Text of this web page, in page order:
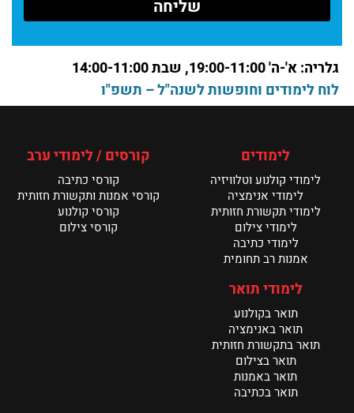
קרא עוד >
תערוכת הבוגרים של מנשר נפתחת ביום ראשון
קרא עוד >
גלריה: א'-ה' 19:00-11:00, שבת 14:00-11:00
לוח לימודים וחופשות לשנה"ל – תשפ"ו
לימודים
לימודי קולנוע וטלוויזיה
לימודי אנימציה
לימודי תקשורת חזותית
לימודי צילום
לימודי כתיבה
אמנות רב תחומית
קורסים / לימודי ערב
קורסי כתיבה
קורסי אמנות ותקשורת חזותית
קורסי קולנוע
קורסי צילום
לימודי תואר
תואר בקולנוע
תואר באנימציה
תואר בתקשורת חזותית
תואר בצילום
תואר באמנות
תואר בכתיבה